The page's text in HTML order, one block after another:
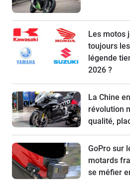
Les motos
toujours
légende
2026 ?
La Chine
révolution
qualité,
GoPro sur
motards
se méfier